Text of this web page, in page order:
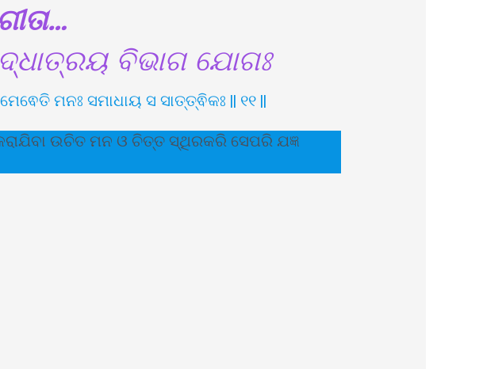
ବିଭାଗ ଯୋଗଃ
ମନଃ ସମାଧାୟ ସ ସାତ୍ତ୍ଵିକଃ || ୧୧ ||
ଉଚିତ ମନ ଓ ଚିତ୍ତ ସ୍ଥିରକରି ସେପରି ଯଜ୍ଞ